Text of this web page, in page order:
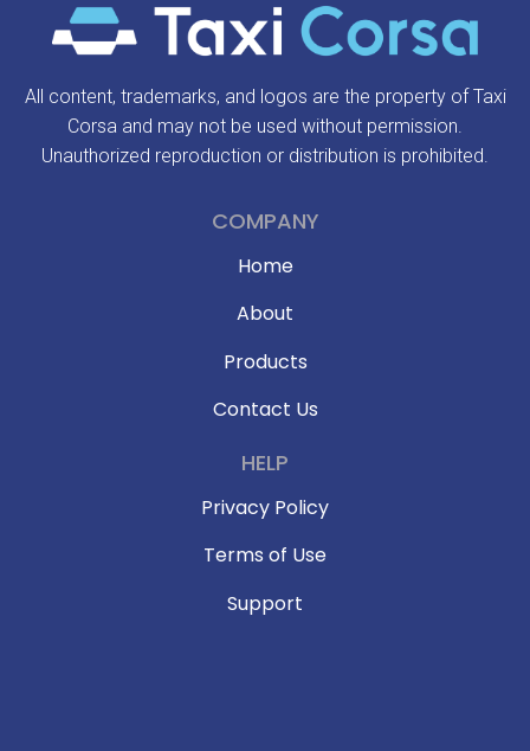
All content, trademarks, and logos are the property of Taxi
Corsa and may not be used without permission.
Unauthorized reproduction or distribution is prohibited.
COMPANY
Home
About
Products
Contact Us
HELP
Privacy Policy
Terms of Use
Support